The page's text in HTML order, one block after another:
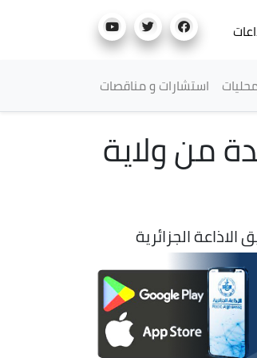
استشارات و مناقصات
من ولاية
الجزائرية